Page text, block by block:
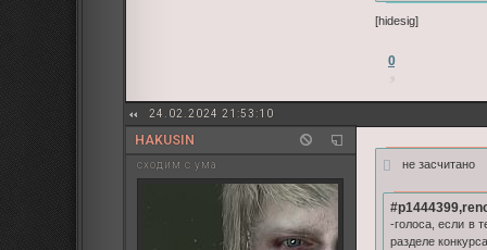
[hidesig]
0
24.02.2024 21:53:10
HAKUSIN
сходим с ума не засчитано
-голоса, если в
разделе конкурса